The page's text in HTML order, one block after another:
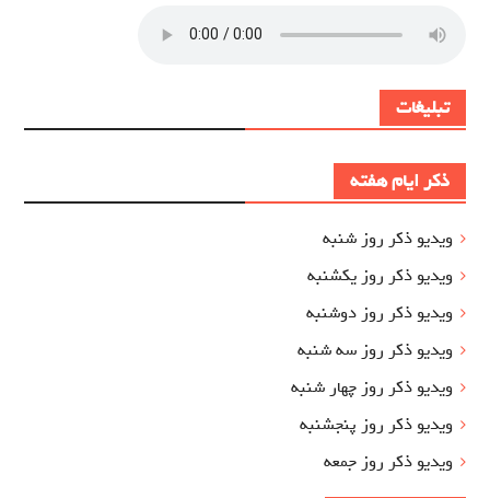
تبلیغات
ذکر ایام هفته
ویدیو ذکر روز شنبه
ویدیو ذکر روز یکشنبه
ویدیو ذکر روز دوشنبه
ویدیو ذکر روز سه شنبه
ویدیو ذکر روز چهار شنبه
ویدیو ذکر روز پنجشنبه
ویدیو ذکر روز جمعه